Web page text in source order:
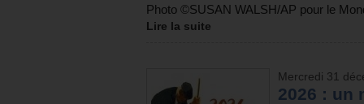
Photo ©SUSAN WALSH/AP pour le
Lire la suite
Mercredi 31
2026 : un